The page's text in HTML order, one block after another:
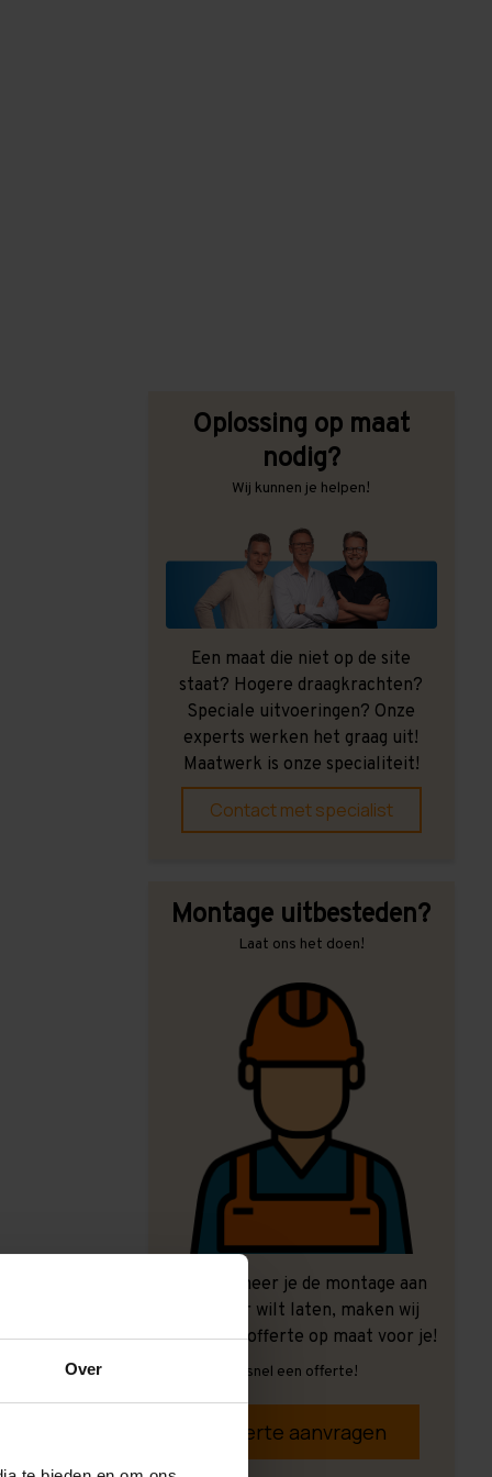
Over
Oplossing op maat
nodig?
Wij kunnen je helpen!
Een maat die niet op de site
staat? Hogere draagkrachten?
Speciale uitvoeringen? Onze
experts werken het graag uit!
Maatwerk is onze specialiteit!
Contact met specialist
Montage uitbesteden?
Laat ons het doen!
Ook wanneer je de montage aan
ons over wilt laten, maken wij
graag een offerte op maat voor je!
Vrijblijvend, snel een offerte!
Offerte aanvragen